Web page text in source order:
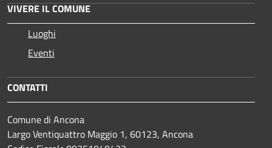
VIVERE IL COMUNE
Luoghi
Eventi
CONTATTI
Comune di Ancona
Largo Ventiquattro Maggio 1, 60123, Ancona